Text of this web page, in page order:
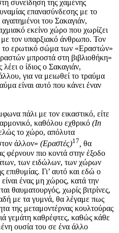
συνείδηση της χαμένης
επανασύνδεσης με το
του Σακαγιάν,
εκείνο χώρο που χωρίζει
με τον υπαρξιακό άνθρωπο. Τον
ερωτικό σώμα των «Εραστών»
μπροστά στη βιβλιοθήκη»
ο ίδιος ο Σακαγιάν,
για να μειωθεί το τραύμα
είναι αυτό που κάνει έναν
πάλι με τον εικαστικό, είτε
καθόλου εχθρικό (In
το χώρο, απόλυτα
άλλον» (Εραστές)17, θα
φέρνουν πιο κοντά στην έξοδο
των ειδώλων, των χώρων
Γι’ αυτό και εδώ ο
ένας μη χώρος, κατά την
θαυματουργός, χωρίς βιτρίνες,
με τα γυμνά, θα λέγαμε πως
της μεταμοντέρνας κουλτούρας
γεμάτη καθρέφτες, καθώς κάθε
ουσία του σε ένα άλλο